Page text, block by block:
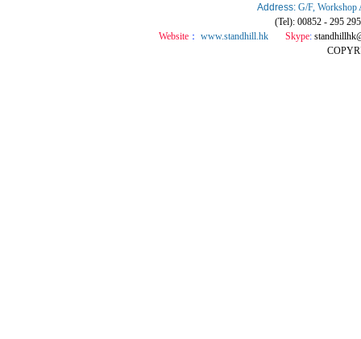
Address: G/F, Workshop
(Tel): 00852 - 295
Website： www.standhill.hk Skype: